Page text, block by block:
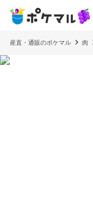
産直・通販のポケマル 肉